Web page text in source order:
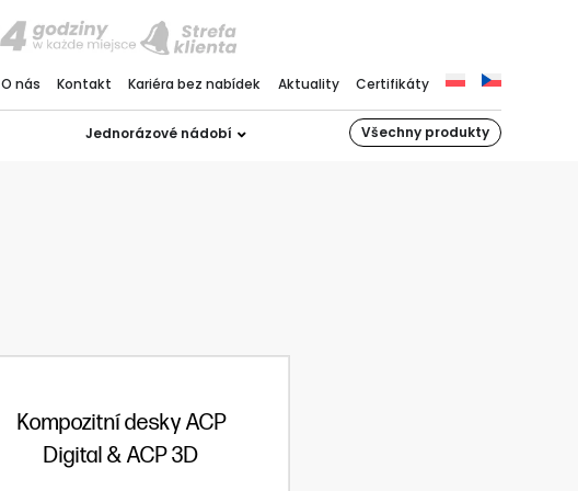
Jednorázové nádobí Všechny produkty
O nás Kontakt Kariéra bez nabídek Aktuality Certifikáty
Kompozitní desky ACP
Digital & ACP 3D